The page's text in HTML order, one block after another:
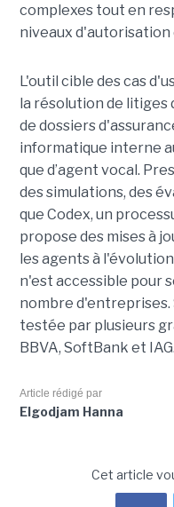
complexes tout en
niveaux
L'outil cible des cas
la résolution de
de dossiers
informatique interne
que d’agent vocal.
des simulations, des
que Codex, un
propose des mises à
les agents à
n'est accessible pour
nombre d'entreprises.
testée par plusieurs
BBVA, SoftBank et IAG.
Article rédigé par
Elgodjam Hanna
Cet article